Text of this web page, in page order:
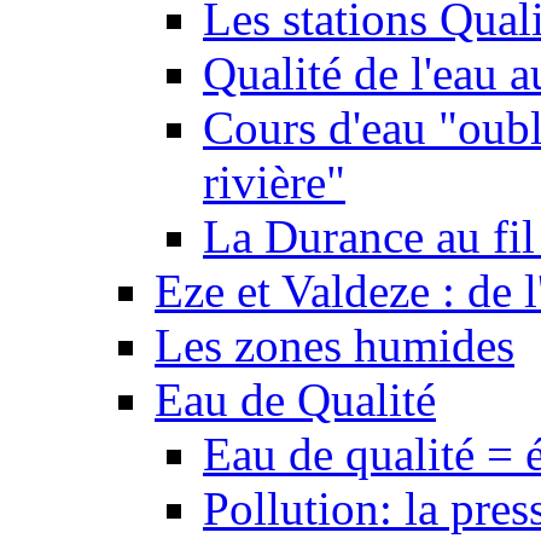
Les stations
Qualité de l'eau
Cours d'eau
rivière"
La Durance au
Eze et Valdeze : de
Les zones humides
Eau de Qualité
Eau de qualité =
Pollution: la